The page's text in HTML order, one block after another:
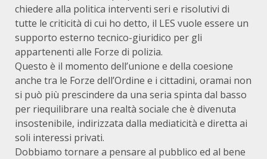
chiedere alla politica interventi seri e risolutivi di
tutte le criticità di cui ho detto, il LES vuole essere un
supporto esterno tecnico-giuridico per gli
appartenenti alle Forze di polizia.
Questo è il momento dell’unione e della coesione
anche tra le Forze dell’Ordine e i cittadini, oramai non
si può più prescindere da una seria spinta dal basso
per riequilibrare una realtà sociale che è divenuta
insostenibile, indirizzata dalla mediaticità e diretta ai
soli interessi privati.
Dobbiamo tornare a pensare al pubblico ed al bene